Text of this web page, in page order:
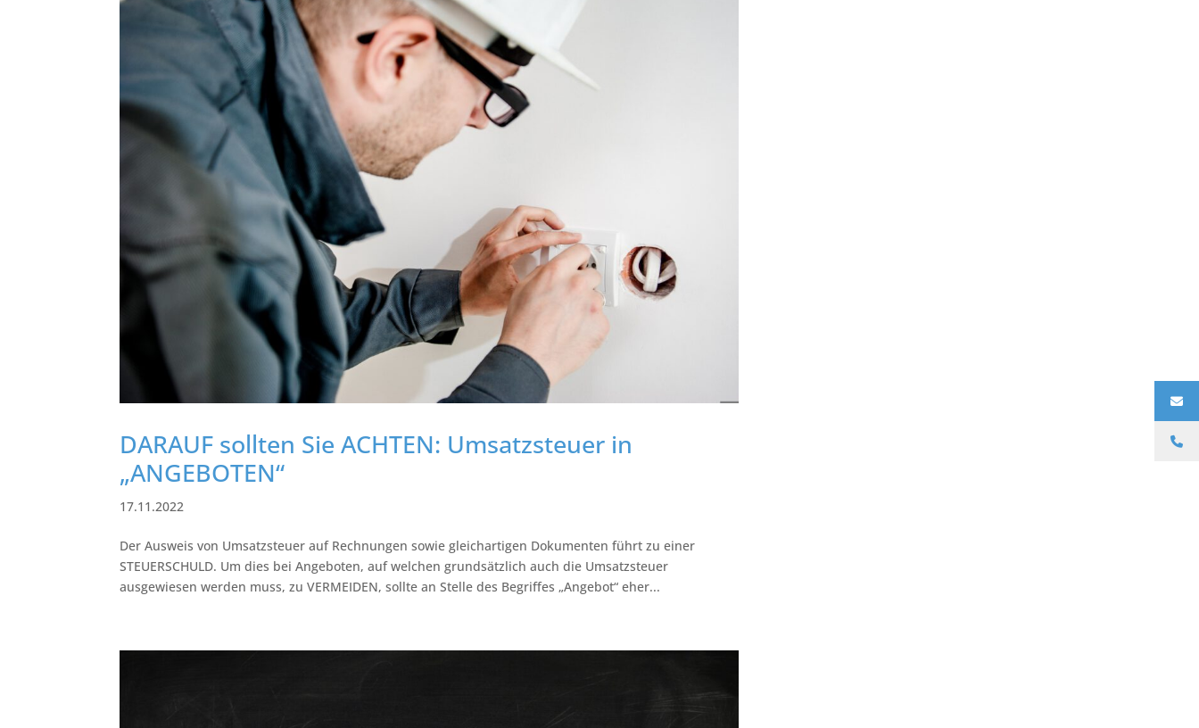
DARAUF sollten Sie ACHTEN: Umsatzsteuer in
„ANGEBOTEN“
17.11.2022
Der Ausweis von Umsatzsteuer auf Rechnungen sowie gleichartigen Dokumenten führt zu einer
STEUERSCHULD. Um dies bei Angeboten, auf welchen grundsätzlich auch die Umsatzsteuer
ausgewiesen werden muss, zu VERMEIDEN, sollte an Stelle des Begriffes „Angebot“ eher...